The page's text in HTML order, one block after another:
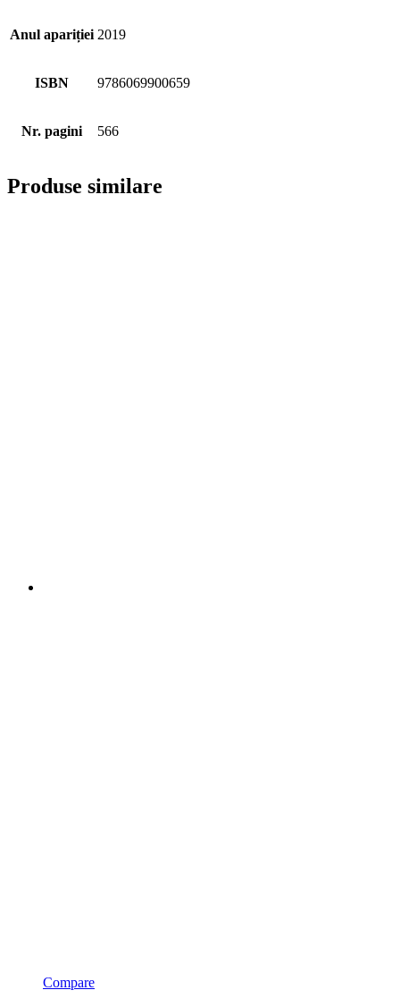
Anul apariției 2019
ISBN 9786069900659
Nr. pagini 566
Produse similare
Compare